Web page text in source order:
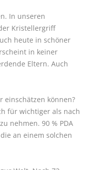
In unseren
Kristellergriff
heute in schöner
in keiner
Eltern. Auch
einschätzen können?
für wichtiger als nach
nehmen. 90 % PDA
an einem solchen